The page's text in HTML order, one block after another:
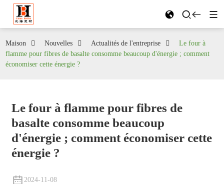
Maison Nouvelles Actualités de l'entreprise
Le four à
flamme pour fibres de basalte consomme beaucoup d'énergie ; comment
économiser cette énergie ?
Le four à flamme pour fibres de
basalte consomme beaucoup
d'énergie ; comment économiser cette
énergie ?
2024-11-08